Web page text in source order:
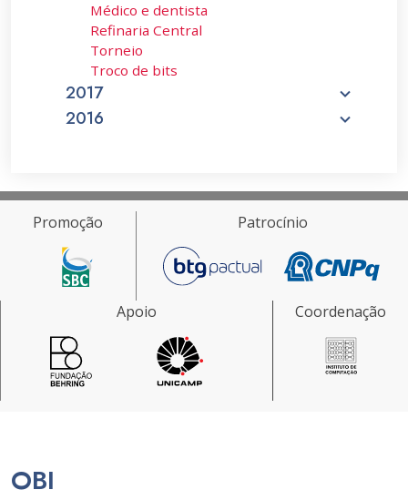
Médico e dentista
Refinaria Central
Torneio
Troco de bits
2017
2016
Promoção Patrocínio
Apoio Coordenação
OBI